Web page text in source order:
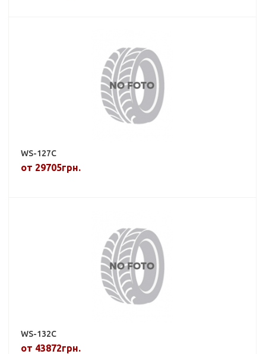
WS-127C
от 29705грн.
WS-132C
от 43872грн.